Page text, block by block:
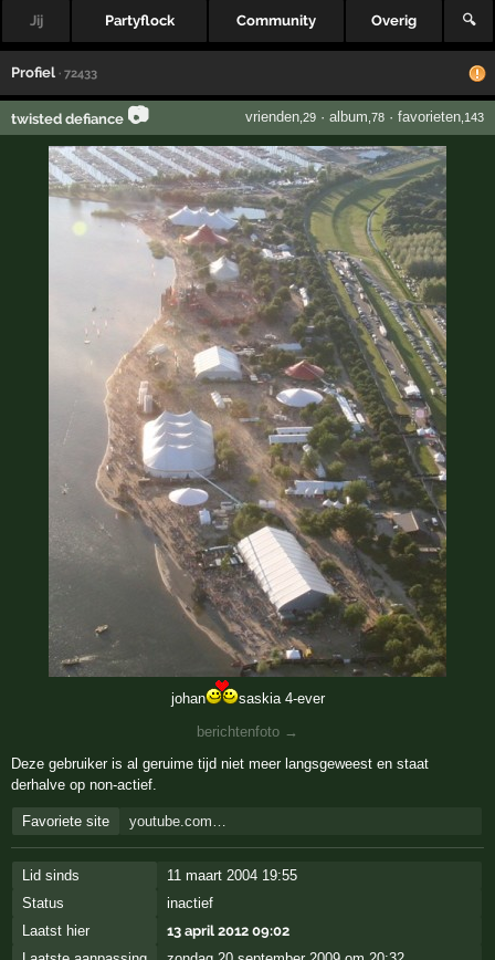
Jij Partyflock Community Overig 🔍
Profiel · 72433
twisted defiance 📷 vrienden,29· album ,78· favorieten,143
johan
saskia 4-ever
berichtenfoto →
Deze gebruiker is al geruime tijd niet meer langsgeweest en staat
derhalve op non-actief.
Favoriete site youtube.com…
Lid sinds
11 maart 2004 19:55
Status
inactief
Laatst hier
13 april 2012 09:02